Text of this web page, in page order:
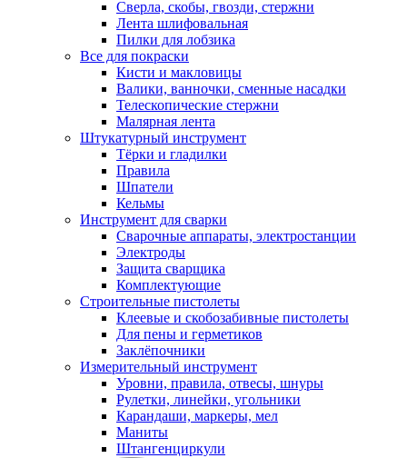
Сверла, скобы, гвозди, стержни
Лента шлифовальная
Пилки для лобзика
Все для покраски
Кисти и макловицы
Валики, ванночки, сменные насадки
Телескопические стержни
Малярная лента
Штукатурный инструмент
Тёрки и гладилки
Правила
Шпатели
Кельмы
Инструмент для сварки
Сварочные аппараты, электростанции
Электроды
Защита сварщика
Комплектующие
Строительные пистолеты
Клеевые и скобозабивные пистолеты
Для пены и герметиков
Заклёпочники
Измерительный инструмент
Уровни, правила, отвесы, шнуры
Рулетки, линейки, угольники
Карандаши, маркеры, мел
Маниты
Штангенциркули